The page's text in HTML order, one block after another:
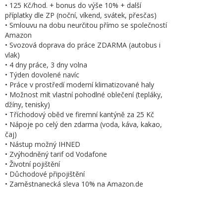
• 125 Kč/hod. + bonus do výše 10% + další
příplatky dle ZP (noční, víkend, svátek, přesčas)
• Smlouvu na dobu neurčitou přímo se společností
Amazon
• Svozová doprava do práce ZDARMA (autobus i
vlak)
• 4 dny práce, 3 dny volna
• Týden dovolené navíc
• Práce v prostředí moderní klimatizované haly
• Možnost mít vlastní pohodlné oblečení (tepláky,
džíny, tenisky)
• Tříchodový oběd ve firemní kantýně za 25 Kč
• Nápoje po celý den zdarma (voda, káva, kakao,
čaj)
• Nástup možný IHNED
• Zvýhodněný tarif od Vodafone
• Životní pojištění
• Důchodové připojištění
• Zaměstnanecká sleva 10% na Amazon.de